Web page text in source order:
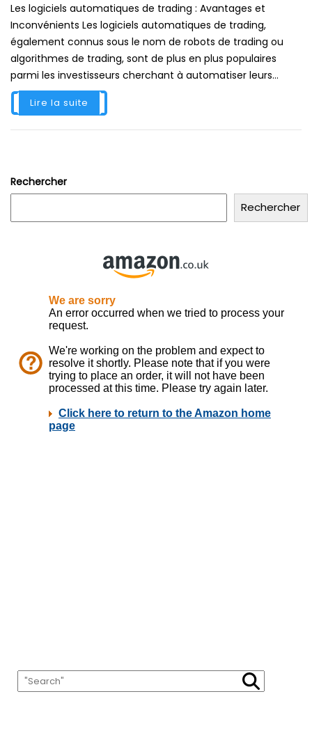
Les logiciels automatiques de trading : Avantages et
Inconvénients Les logiciels automatiques de trading,
également connus sous le nom de robots de trading ou
algorithmes de trading, sont de plus en plus populaires
parmi les investisseurs cherchant à automatiser leurs...
Lire la suite
Rechercher
Rechercher